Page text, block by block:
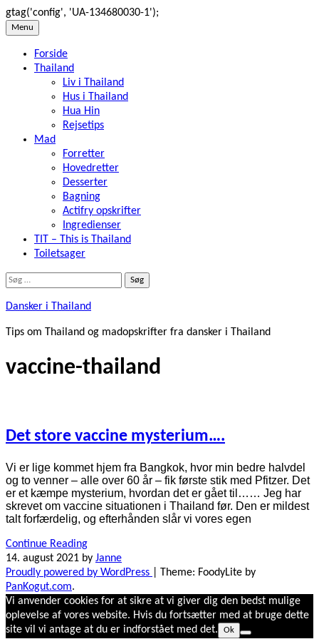
gtag('config', 'UA-134680030-1');
Skip
content
Menu
Forside
Thailand
Liv i Thailand
Hus i Thailand
Hua Hin
Rejsetips
Mad
Forretter
Hovedretter
Desserter
Bagning
Actifry opskrifter
Ingredienser
TIT – This is Thailand
Toiletsager
Søg
Dansker i Thailand
Tips om Thailand og madopskrifter fra dansker i Thailand
vaccine-thailand
Det store vaccine mysterium….
Vi er lige kommet hjem fra Bangkok, hvor min bedre halvdel
og to venner – alle over 60 år – fik første stik med Pfitzer. Det
er et kæmpe mysterium, hvordan det er gået til…… Jeg har
skrevet om vaccine situationen i Thailand før. Den er mildest
talt forfærdelig, og efterhånden slår vi vores egen
Continue Reading
14. august 2021 by Janne
Proudly powered by WordPress
Theme: FoodyLite by
PanKogut.com.
Vi anvender cookies for at sikre at vi giver dig den bedst mulige
oplevelse af vores website. Hvis du fortsætter med at bruge dette
site vil vi antage at du er indforstået med det.
Ok